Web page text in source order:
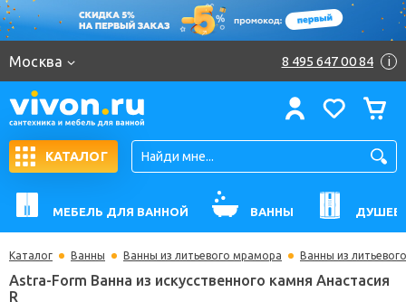
Москва 8 495 647 00 84 i
КАТАЛОГ
МЕБЕЛЬ ДЛЯ ВАННОЙ ВАННЫ
Каталог Ванны Ванны из литьевого мрамора Ванны из